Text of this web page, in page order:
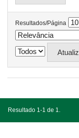
Resultados/Página
Resultado 1-1 de 1.